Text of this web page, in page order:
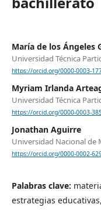
María de los Ángeles
Universidad Técnica
https://orcid.org/0000-0003-
Myriam Irlanda
Universidad Técnica
https://orcid.org/0000-0003-
Jonathan Aguirre
Universidad Nacional de
https://orcid.org/0000-0002-
Palabras clave:
estrategias